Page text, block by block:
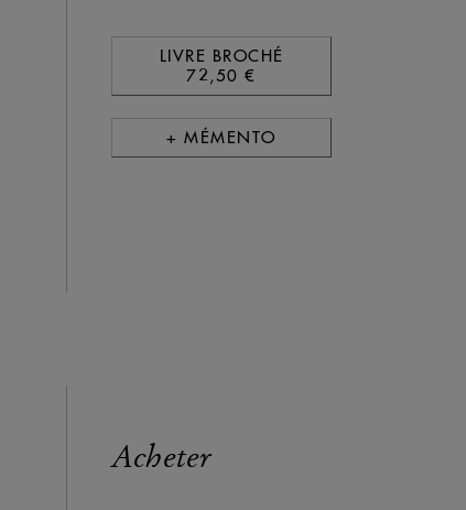
LIVRE BROCHÉ
72,50 €
+ MÉMENTO
Acheter